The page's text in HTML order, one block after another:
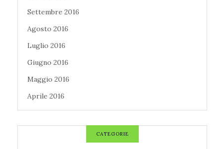
Settembre 2016
Agosto 2016
Luglio 2016
Giugno 2016
Maggio 2016
Aprile 2016
CATEGORIE